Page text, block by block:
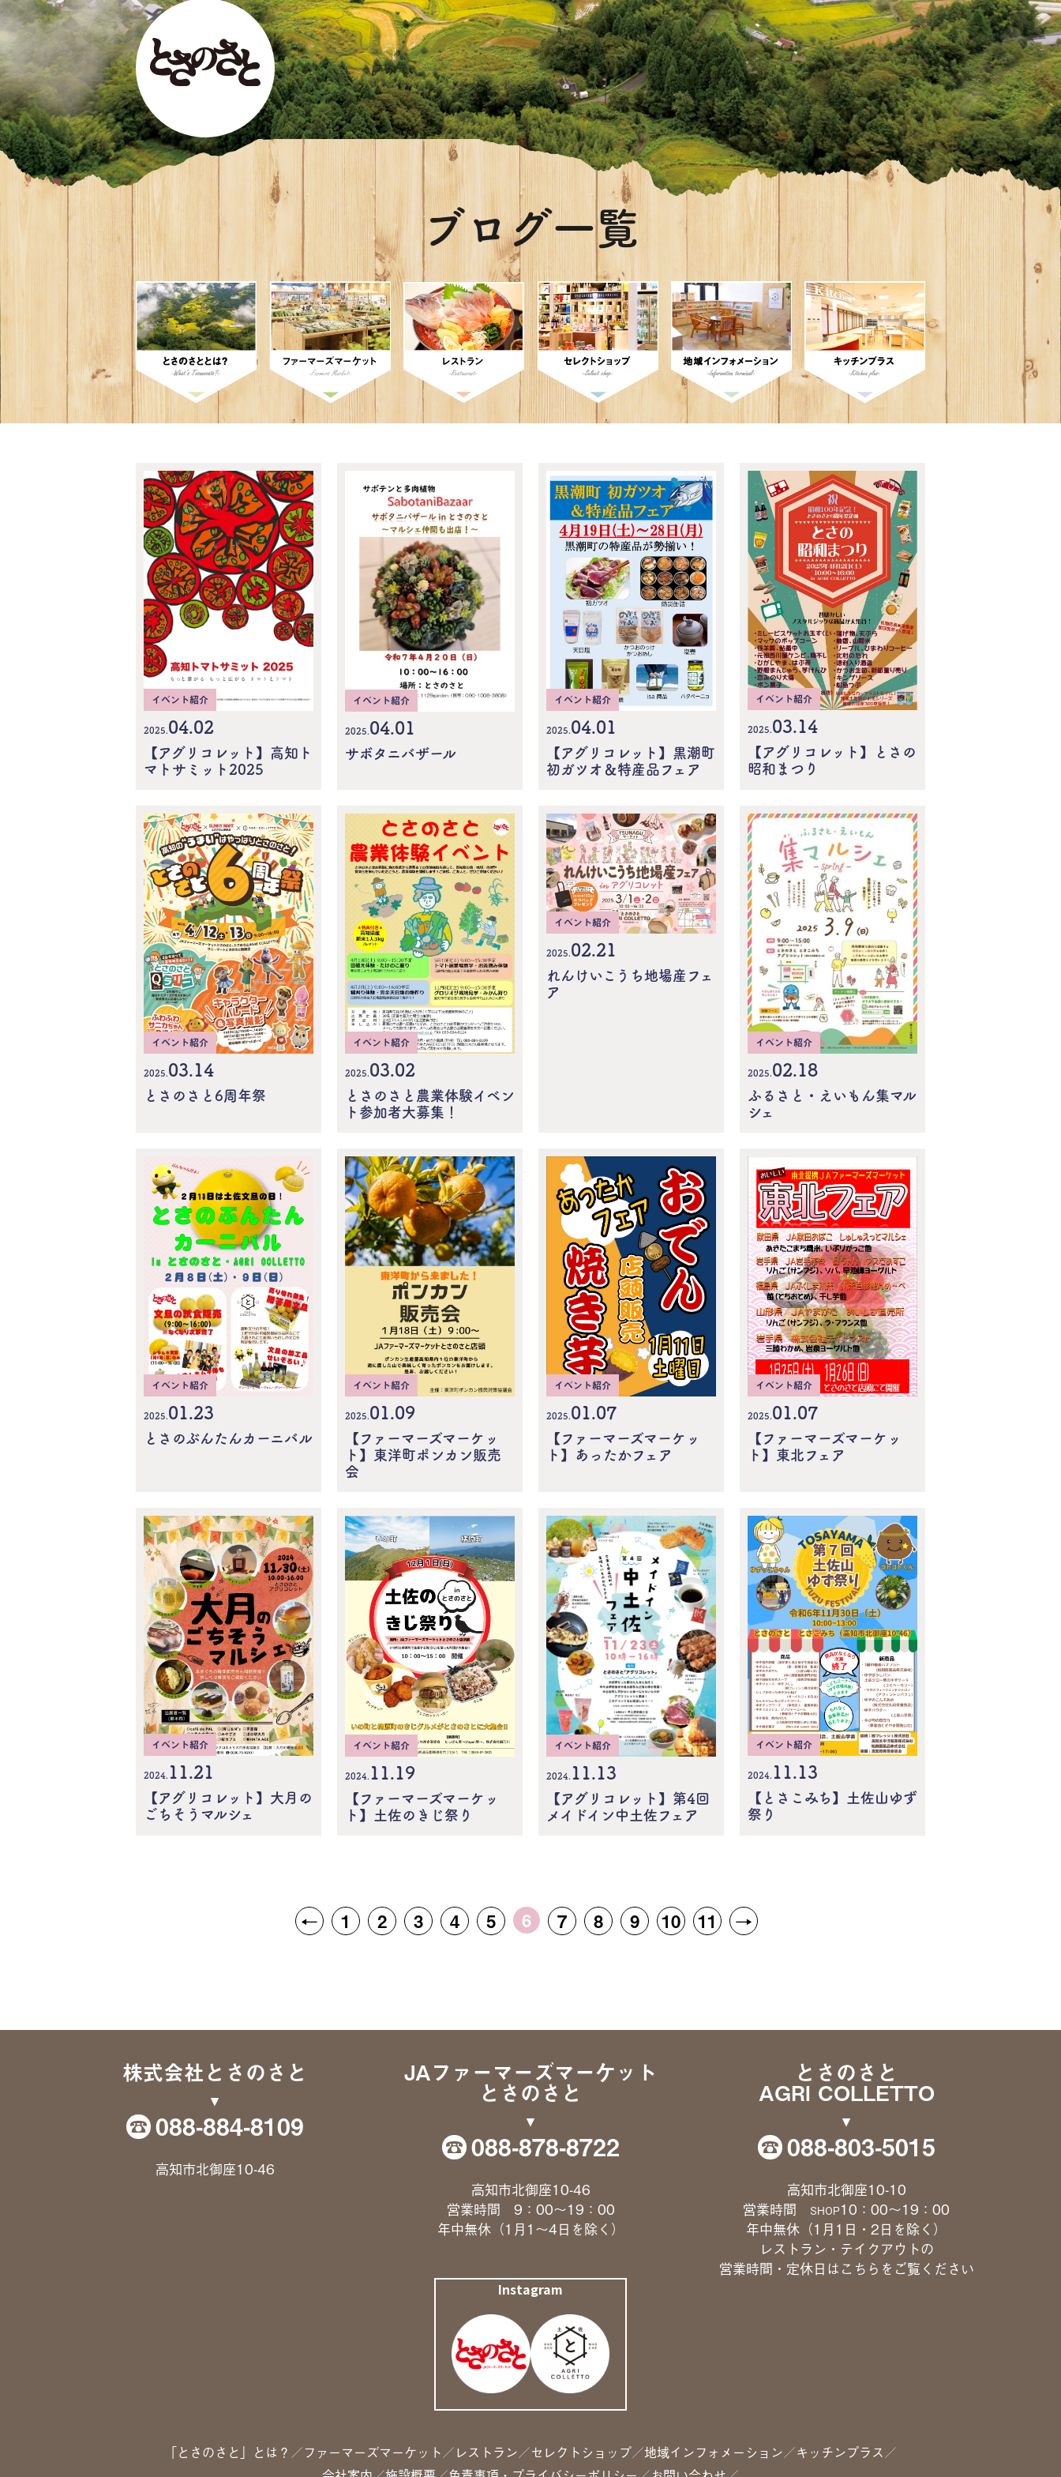
ブログ一覧
イベント紹介
2025. 04.02
【アグリコレット】高知ト
マトサミット2025
イベント紹介
2025.04.01
サボタニバザール
イベント紹介
2025.04.01
【アグリコレット】黒潮町
初ガツオ＆特産品フェア
イベント紹介
2025.03.14
【アグリコレット】とさの
昭和まつり
イベント紹介
2025.03.14
とさのさと6周年祭
イベント紹介
2025. 03.02
とさのさと農業体験イベン
ト参加者大募集！
イベント紹介
2025. 02.21
れんけいこうち地場産フェ
ア
イベント紹介
2025.02.18
ふるさと・えいもん集マル
シェ
イベント紹介
2025. 01.23
とさのぶんたんカーニバル
イベント紹介
2025.01.09
【ファーマーズマーケッ
ト】東洋町ポンカン販売
会
イベント紹介
2025.01.07
【ファーマーズマーケッ
ト】あったかフェア
イベント紹介
2025.01.07
【ファーマーズマーケッ
ト】東北フェア
イベント紹介
2024. 11.21
【アグリコレット】大月の
ごちそうマルシェ
イベント紹介
2024. 11.19
【ファーマーズマーケッ
ト】土佐のきじ祭り
イベント紹介
2024. 11.13
【アグリコレット】第4回
メイドイン中土佐フェア
イベント紹介
2024. 11.13
【とさこみち】土佐山ゆず
祭り
← 1 2 3 4 5 6 7 8 9 10 11 →
株式会社とさのさと
088-884-8109
高知市北御座10-46
JAファーマーズマーケット
とさのさと
088-878-8722
高知市北御座10-46
営業時間 9：00〜19：00
年中無休（1月1〜4日を除く）
とさのさと
AGRI COLLETTO
088-803-5015
高知市北御座10-10
営業時間
SHOP10：00〜19：00
年中無休（1月1日・2日を除く）
レストラン・テイクアウトの
営業時間・定休日は こちら をご覧ください
Instagram
「とさのさと」とは？ ファーマーズマーケット レストラン セレクトショップ 地域インフォメーション
キッチンプラス